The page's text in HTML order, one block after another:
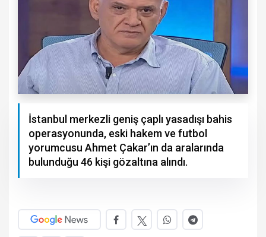
İstanbul merkezli geniş çaplı yasadışı bahis
operasyonunda, eski hakem ve futbol
yorumcusu Ahmet Çakar’ın da aralarında
bulunduğu 46 kişi gözaltına alındı.